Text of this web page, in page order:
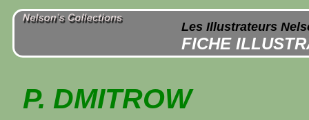
Les Illustrateurs
FICHE
P. DMITROW